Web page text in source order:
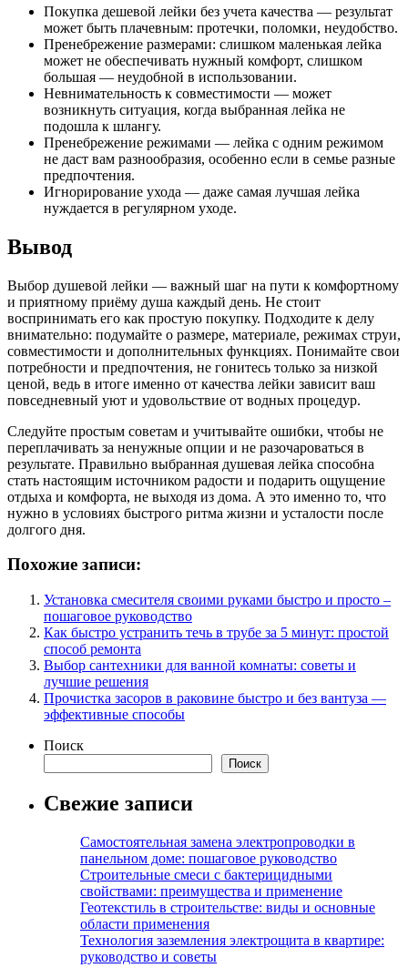
Покупка дешевой лейки без учета качества — результат
может быть плачевным: протечки, поломки, неудобство.
Пренебрежение размерами: слишком маленькая лейка
может не обеспечивать нужный комфорт, слишком
большая — неудобной в использовании.
Невнимательность к совместимости — может
возникнуть ситуация, когда выбранная лейка не
подошла к шлангу.
Пренебрежение режимами — лейка с одним режимом
не даст вам разнообразия, особенно если в семье разные
предпочтения.
Игнорирование ухода — даже самая лучшая лейка
нуждается в регулярном уходе.
Вывод
Выбор душевой лейки — важный шаг на пути к комфортному
и приятному приёму душа каждый день. Не стоит
воспринимать его как простую покупку. Подходите к делу
внимательно: подумайте о размере, материале, режимах струи,
совместимости и дополнительных функциях. Понимайте свои
потребности и предпочтения, не гонитесь только за низкой
ценой, ведь в итоге именно от качества лейки зависит ваш
повседневный уют и удовольствие от водных процедур.
Следуйте простым советам и учитывайте ошибки, чтобы не
переплачивать за ненужные опции и не разочароваться в
результате. Правильно выбранная душевая лейка способна
стать настоящим источником радости и подарить ощущение
отдыха и комфорта, не выходя из дома. А это именно то, что
нужно в условиях быстрого ритма жизни и усталости после
долгого дня.
Похожие записи:
Установка смесителя своими руками быстро и просто –
пошаговое руководство
Как быстро устранить течь в трубе за 5 минут: простой
способ ремонта
Выбор сантехники для ванной комнаты: советы и
лучшие решения
Прочистка засоров в раковине быстро и без вантуза —
эффективные способы
Поиск
Поиск
Свежие записи
Самостоятельная замена электропроводки в
панельном доме: пошаговое руководство
Строительные смеси с бактерицидными
свойствами: преимущества и применение
Геотекстиль в строительстве: виды и основные
области применения
Технология заземления электрощита в квартире:
руководство и советы